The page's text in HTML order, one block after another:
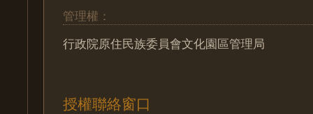
管理權：
行政院原住民族委員會文化園區管理局
授權聯絡窗口